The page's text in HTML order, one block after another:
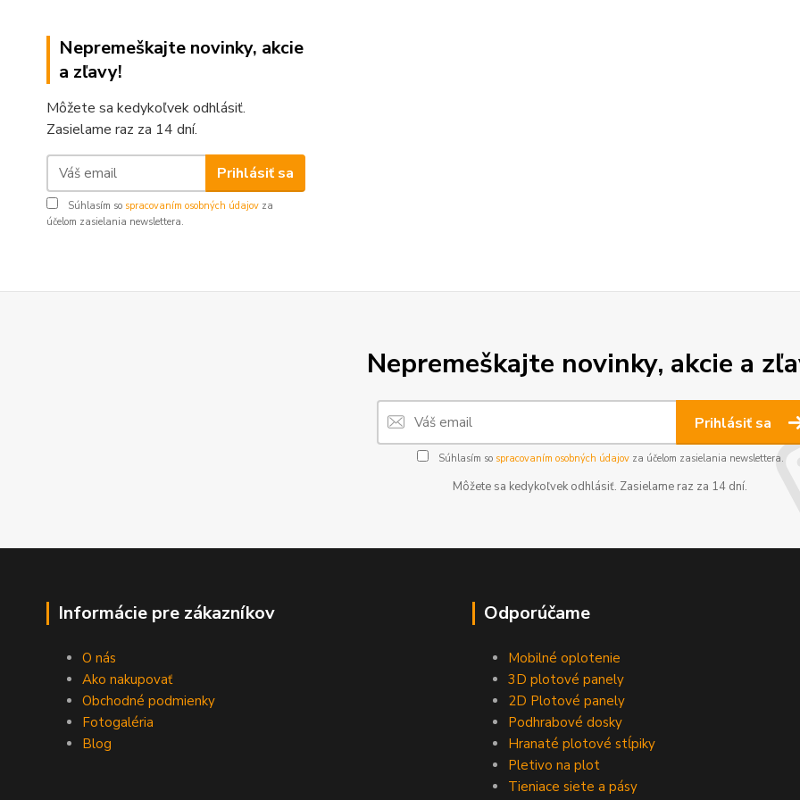
Nepremeškajte novinky, akcie
a zľavy!
Môžete sa kedykoľvek odhlásiť.
Zasielame raz za 14 dní.
Prihlásiť sa
Súhlasím so spracovaním osobných údajov za
účelom zasielania newslettera.
Nepremeškajte novinky, akcie a
Prihlásiť sa
Súhlasím so spracovaním osobných údajovza účelom zasielania newslettera.
Môžete sa kedykoľvek odhlásiť. Zasielame raz za 14 dní.
Informácie pre zákazníkov
O nás
Ako nakupovať
Obchodné podmienky
Fotogaléria
Blog
Odporúčame
Mobilné oplotenie
3D plotové panely
2D Plotové panely
Podhrabové dosky
Hranaté plotové stĺpiky
Pletivo na plot
Tieniace siete a pásy